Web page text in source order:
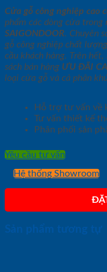
Cửa gỗ công nghiệp cao
phẩm các dòng cửa trong
SAIGONDOOR. Chuyên
gỗ công nghiệp chất
cầu khách hàng. Trên hết,
sách bán hàng ƯU ĐÃI
loại cửa gỗ và cả phân
Hỗ trợ tư vấn về
Tư vấn thiết kế
Phân phối sản
Yêu cầu tư vấn
Hệ thống Showroom
Sản phẩm tương tự